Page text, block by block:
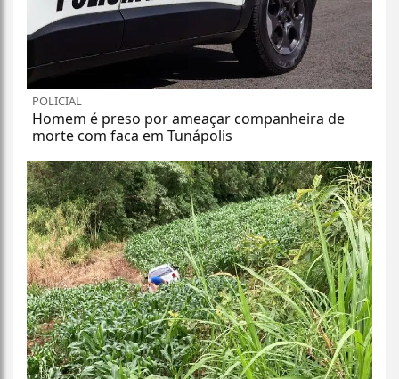
POLICIAL
Homem é preso por ameaçar companheira de
morte com faca em Tunápolis